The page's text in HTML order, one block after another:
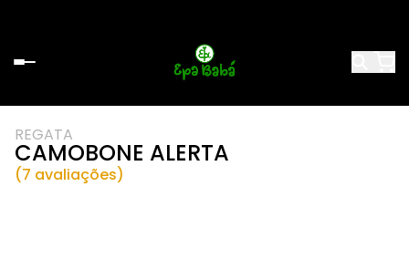
REGATA
CAMOBONE ALERTA
(7 avaliações)